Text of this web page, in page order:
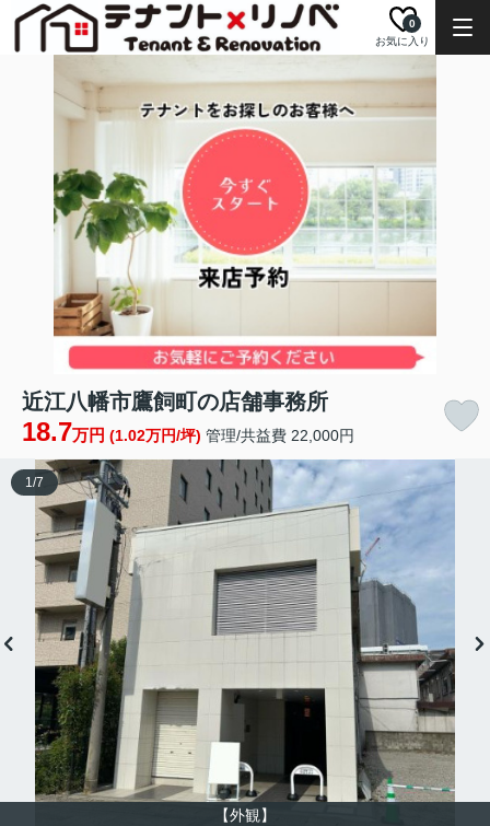
お気に入り
0
近江八幡市鷹飼町の店舗事務所
18.7万円 (1.02万円/坪) 管理/共益費 22,000円
【外観】
1 /7